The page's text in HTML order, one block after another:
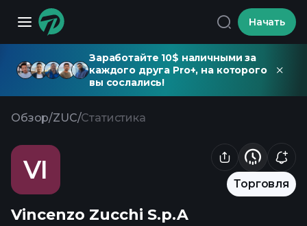
Начать
Заработайте 10$ наличными за
каждого друга Pro+, на которого
вы сослались!
Обзор/ZUC/Статистика
VI Торговля
Vincenzo Zucchi S.p.A